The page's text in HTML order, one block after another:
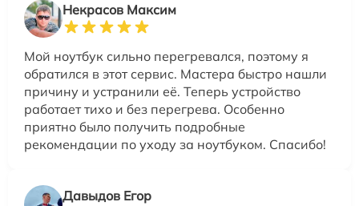
Некрасов Максим
Мой ноутбук сильно перегревался, поэтому я
обратился в этот сервис. Мастера быстро нашли
причину и устранили её. Теперь устройство
работает тихо и без перегрева. Особенно
приятно было получить подробные
рекомендации по уходу за ноутбуком. Спасибо!
Давыдов Егор